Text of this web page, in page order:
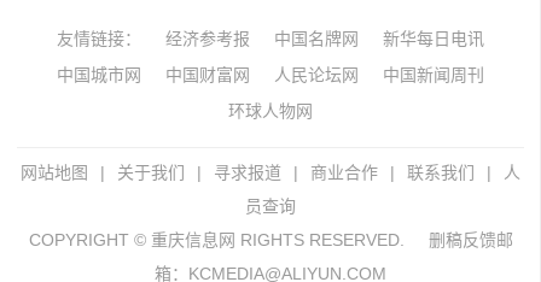
友情链接： 经济参考报 中国名牌网
新华每日电讯
中国城市网
中国财富网 人民论坛网
中国新闻周刊
环球人物网
网站地图 | 关于我们 | 寻求报道 | 商业合作 | 联系我们 |
人
员查询
COPYRIGHT © 重庆信息网 RIGHTS RESERVED.
删稿反馈邮
箱：KCMEDIA@ALIYUN.COM